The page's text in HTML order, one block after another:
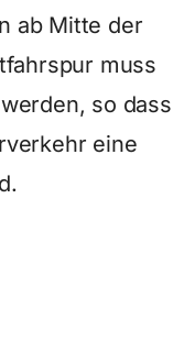
ab Mitte der
muss
so dass
eine